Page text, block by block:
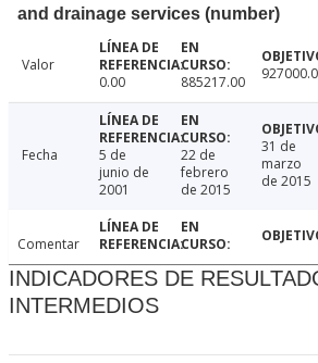
and drainage services (number)
Valor
0.00
885217.00
Fecha
5 de
junio de
2001
22 de
febrero
de 2015
31 de
marzo
de 2015
Comentar
INDICADORES DE
INTERMEDIOS